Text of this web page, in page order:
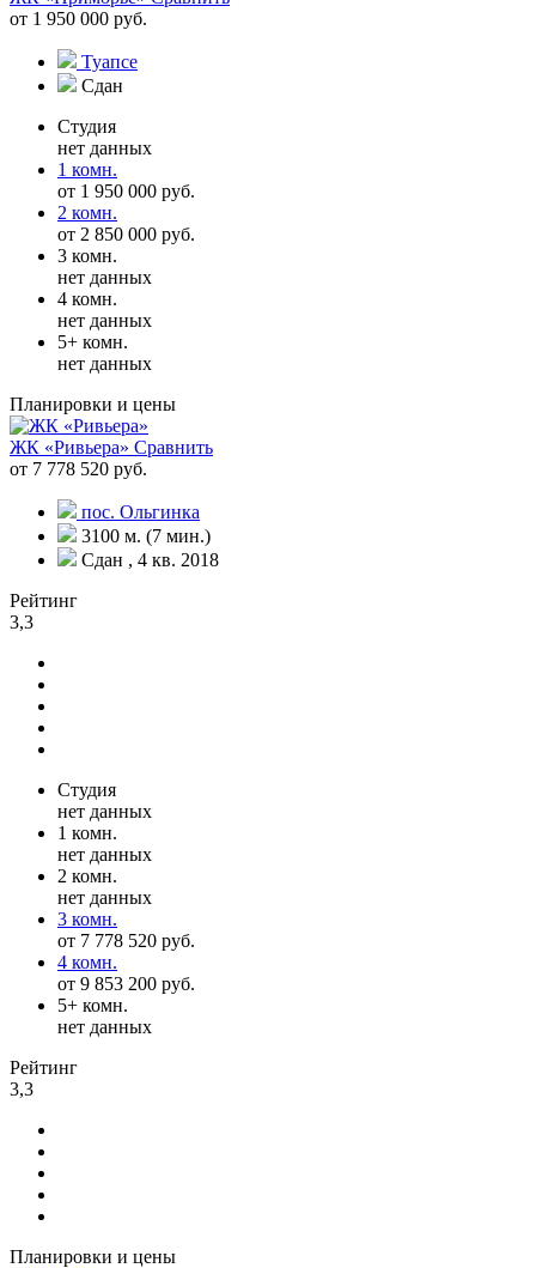
от 1 950 000 руб.
Туапсе
Сдан
Студия
нет данных
1 комн.
от 1 950 000 руб.
2 комн.
от 2 850 000 руб.
3 комн.
нет данных
4 комн.
нет данных
5+ комн.
нет данных
Планировки и цены
ЖК «Ривьера» Сравнить
от 7 778 520 руб.
пос. Ольгинка
3100 м. (7 мин.)
Сдан , 4 кв. 2018
Рейтинг
3,3
Студия
нет данных
1 комн.
нет данных
2 комн.
нет данных
3 комн.
от 7 778 520 руб.
4 комн.
от 9 853 200 руб.
5+ комн.
нет данных
Рейтинг
3,3
Планировки и цены